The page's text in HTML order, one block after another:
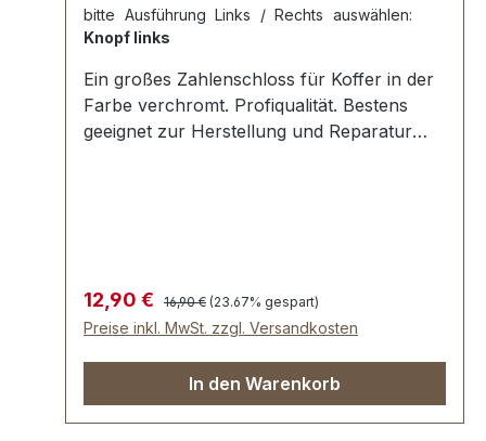
bitte Ausführung Links / Rechts auswählen:
Knopf links
Ein großes Zahlenschloss für Koffer in der
Farbe verchromt. Profiqualität. Bestens
geeignet zur Herstellung und Reparatur
Stück Oberteil für Zahlenschloss 1 Stück
Anleitung zum Einstellen der
Wunschkombination 6 Stück
Zweispitznieten
Verkaufspreis:
12,90 € Regulärer Preis:
16,90 € (23.67% gespart)
Preise inkl. MwSt. zzgl. Versandkosten
In den Warenkorb